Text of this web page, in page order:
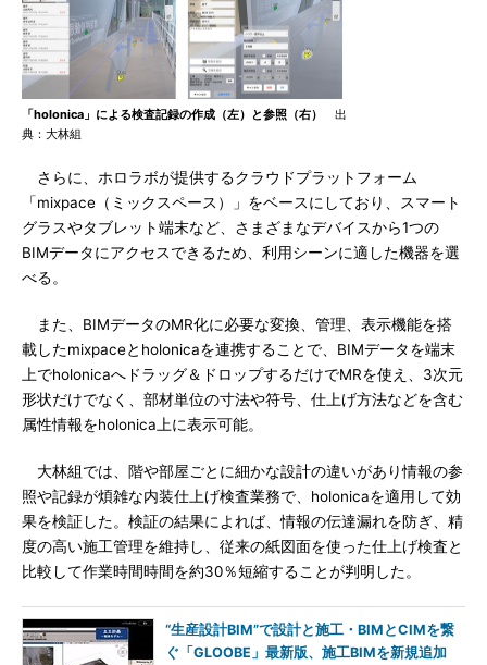
「holonica」による検査記録の作成（左）と参照（右）
出
典：大林組
さらに、ホロラボが提供するクラウドプラットフォーム
「mixpace（ミックスペース）」をベースにしており、スマート
グラスやタブレット端末など、さまざまなデバイスから1つの
BIMデータにアクセスできるため、利用シーンに適した機器を選
べる。
また、BIMデータのMR化に必要な変換、管理、表示機能を搭
載したmixpaceとholonicaを連携することで、BIMデータを端末
上でholonicaへドラッグ＆ドロップするだけでMRを使え、3次元
形状だけでなく、部材単位の寸法や符号、仕上げ方法などを含む
属性情報をholonica上に表示可能。
大林組では、階や部屋ごとに細かな設計の違いがあり情報の参
照や記録が煩雑な内装仕上げ検査業務で、holonicaを適用して効
果を検証した。検証の結果によれば、情報の伝達漏れを防ぎ、精
度の高い施工管理を維持し、従来の紙図面を使った仕上げ検査と
比較して作業時間時間を約30％短縮することが判明した。
“生産設計BIM”で設計と施工・BIMとCIMを繋
ぐ「GLOOBE」最新版、施工BIMを新規追加